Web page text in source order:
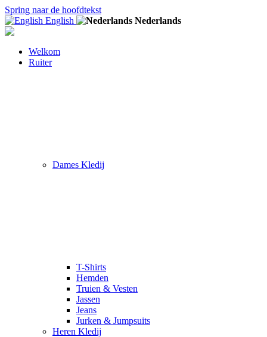
Spring naar de hoofdtekst
English
Nederlands
Welkom
Ruiter
Dames Kledij
T-Shirts
Hemden
Truien & Vesten
Jassen
Jeans
Jurken & Jumpsuits
Heren Kledij